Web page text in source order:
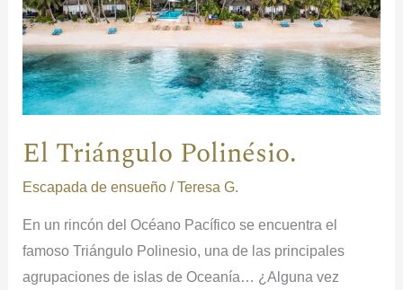
El Triángulo Polinésio.
Escapada de ensueño/Teresa G.
En un rincón del Océano Pacífico se encuentra el
famoso Triángulo Polinesio, una de las principales
agrupaciones de islas de Oceanía… ¿Alguna vez